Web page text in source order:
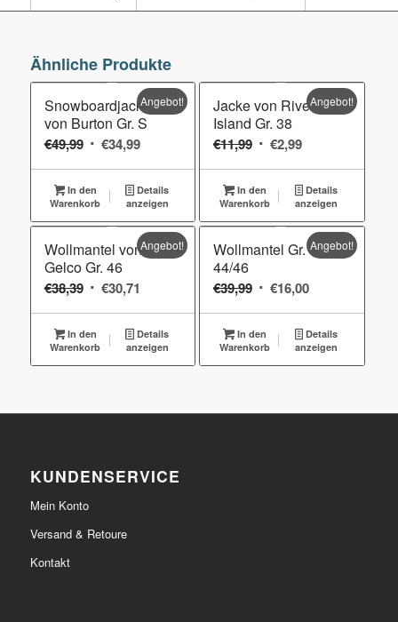
Ähnliche Produkte
Snowboardjacke
von Burton Gr. S
€49,99 Ursprünglicher
war:
€49,99
€34,99Aktueller
ist:
€34,99.
Angebot!
In den
Warenkorb
Details
anzeigen
Jacke von River
Island Gr. 38
€11,99 Ursprünglicher
war:
€11,99
€2,99Aktueller
ist:
€2,99.
Angebot!
In den
Warenkorb
Details
anzeigen
Wollmantel von
Gelco Gr. 46
€38,39 Ursprünglicher
war:
€38,39
€30,71
ist:
€30,71.
Angebot!
In den
Warenkorb
Details
anzeigen
Wollmantel Gr.
44/46
€39,99 Ursprünglicher
war:
€39,99
€16,00Aktueller
ist:
€16,00.
Angebot!
In den
Warenkorb
Details
anzeigen
KUNDENSERVICE
Mein Konto
Versand & Retoure
Kontakt